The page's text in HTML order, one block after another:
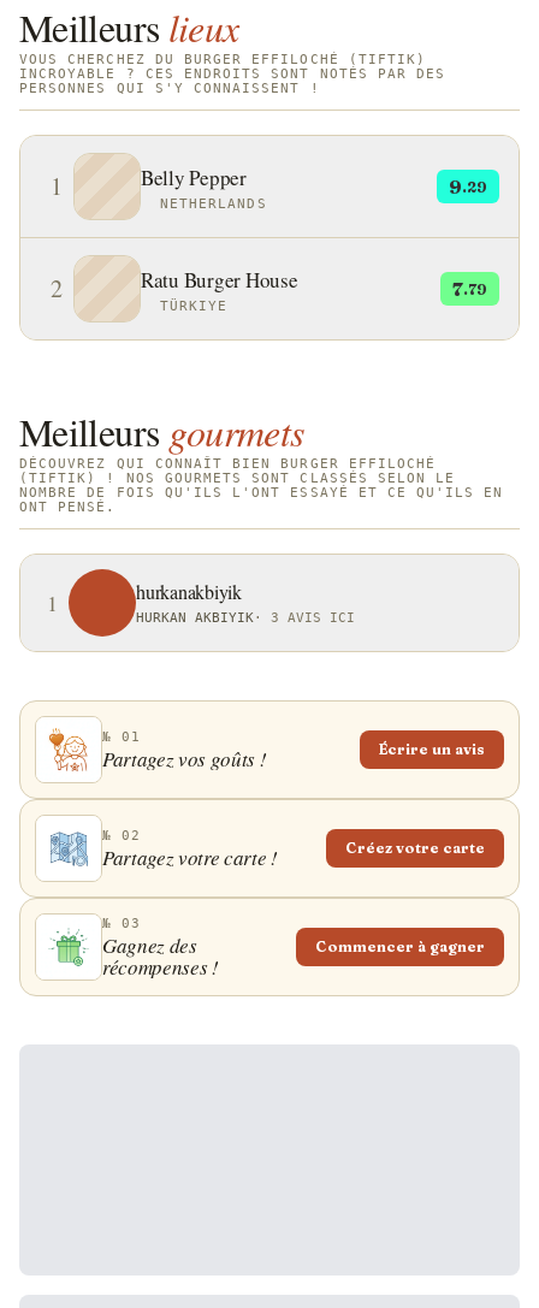
Meilleurs lieux
VOUS CHERCHEZ DU BURGER EFFILOCHÉ (TIFTIK)
INCROYABLE ? CES ENDROITS SONT NOTÉS PAR DES
PERSONNES QUI S'Y CONNAISSENT !
1 Belly Pepper
NETHERLANDS
9.29
2 Ratu Burger House
TÜRKIYE
7.79
Meilleurs gourmets
DÉCOUVREZ QUI CONNAÎT BIEN BURGER EFFILOCHÉ
(TIFTIK) ! NOS GOURMETS SONT CLASSÉS SELON LE
NOMBRE DE FOIS QU'ILS L'ONT ESSAYÉ ET CE QU'ILS EN
ONT PENSÉ.
1 hurkanakbiyik
HURKAN AKBIYIK · 3 AVIS ICI
№ 01
Partagez vos goûts ! Écrire un avis
№ 02
Partagez votre carte ! Créez votre carte
№ 03
Gagnez des
récompenses !
Commencer à gagner